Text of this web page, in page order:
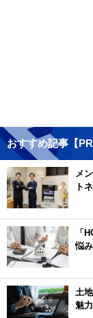
おすすめ記事【PR
メ
ト
「
悩
土
魅力